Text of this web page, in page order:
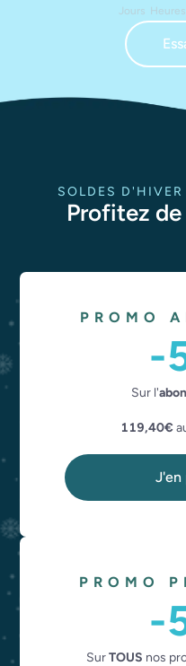
Jours Heures
SOLDES D'HIVER
Profitez
PROMO
-
Sur l'
119,40€
J'en
PROMO
-
Sur TOUS nos